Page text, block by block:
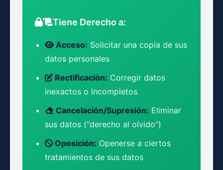
Tiene Derecho a:
Acceso: Solicitar una copia de sus
datos personales
Rectificación: Corregir datos
inexactos o incompletos
Cancelación/Supresión: Eliminar
sus datos ("derecho al olvido")
Oposición: Openerse a ciertos
tratamientos de sus datos